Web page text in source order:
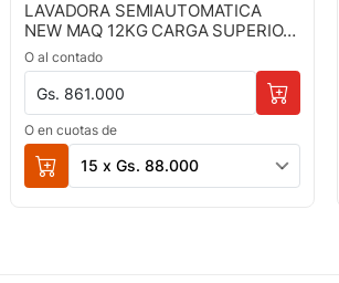
LAVADORA SEMIAUTOMATICA
NEW MAQ 12KG CARGA SUPERIOR
BLANCO- CPH
O al contado
Gs. 861.000
O en cuotas de
15 x Gs. 88.000